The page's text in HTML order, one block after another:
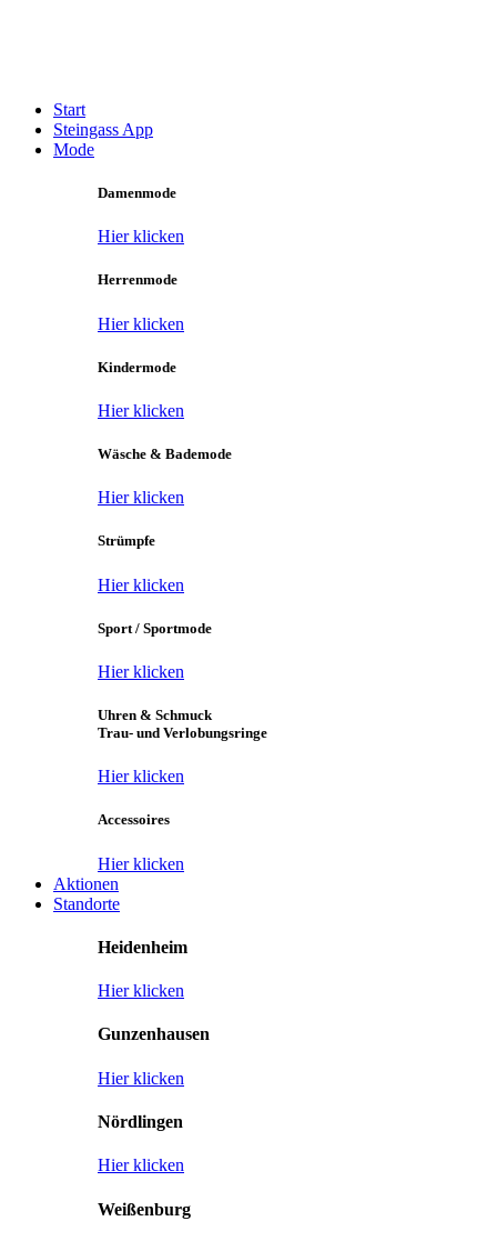
Start
Steingass App
Mode
Damenmode
Hier klicken
Herrenmode
Hier klicken
Kindermode
Hier klicken
Wäsche & Bademode
Hier klicken
Strümpfe
Hier klicken
Sport / Sportmode
Hier klicken
Uhren & Schmuck
Trau- und Verlobungsringe
Hier klicken
Accessoires
Hier klicken
Aktionen
Standorte
Heidenheim
Hier klicken
Gunzenhausen
Hier klicken
Nördlingen
Hier klicken
Weißenburg